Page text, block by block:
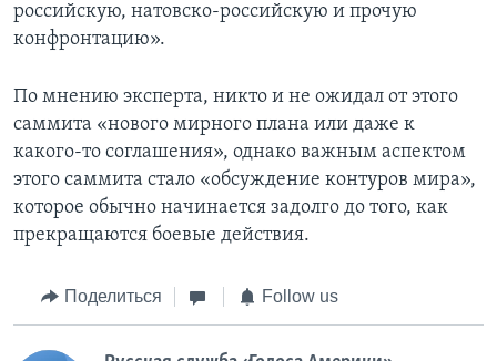
российскую, натовско-российскую и прочую
конфронтацию».
По мнению эксперта, никто и не ожидал от этого
саммита «нового мирного плана или даже к
какого-то соглашения», однако важным аспектом
этого саммита стало «обсуждение контуров мира»,
которое обычно начинается задолго до того, как
прекращаются боевые действия.
Поделиться Follow us